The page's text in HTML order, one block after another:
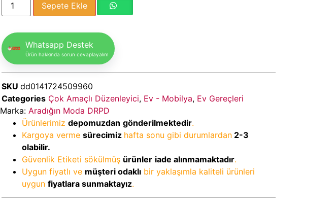
Sepete Ekle
Whatsapp Destek
Ürün hakkında sorun cevaplayalım
SKU dd0141724509960
Categories Çok Amaçlı Düzenleyici, Ev - Mobilya, Ev Gereçleri
Marka: Aradığın Moda DRPD
Ürünlerimiz depomuzdan gönderilmektedir.
Kargoya verme sürecimiz hafta sonu gibi durumlardan 2-3
olabilir.
Güvenlik Etiketi sökülmüş ürünler iade alınmamaktadır.
Uygun fiyatlı ve müşteri odaklı bir yaklaşımla kaliteli ürünleri
uygun fiyatlara sunmaktayız.